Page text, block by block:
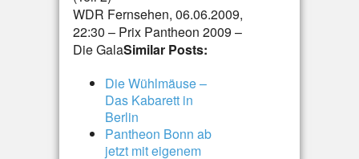
WDR Fernsehen, 06.06.2009,
22:30 – Prix Pantheon 2009 –
Die GalaSimilar Posts:
Die Wühlmäuse –
Das Kabarett in
Berlin
Pantheon Bonn ab
jetzt mit eigenem